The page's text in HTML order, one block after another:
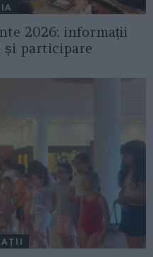
2026: informații
și participare